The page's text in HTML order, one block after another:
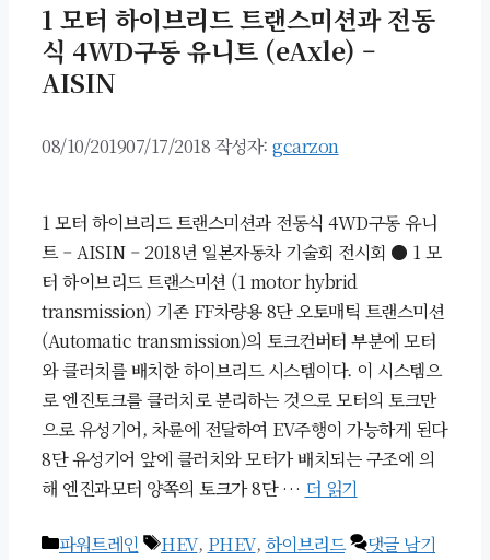
1 모터 하이브리드 트랜스미션과 전동
식 4WD구동 유니트 (eAxle) –
AISIN
08/10/201907/17/2018 작성자: gcarzon
1 모터 하이브리드 트랜스미션과 전동식 4WD구동 유니
트 – AISIN – 2018년 일본자동차 기술회 전시회 ● 1 모
터 하이브리드 트랜스미션 (1 motor hybrid
transmission) 기존 FF차량용 8단 오토매틱 트랜스미션
(Automatic transmission)의 토크컨버터 부분에 모터
와 클러치를 배치한 하이브리드 시스템이다. 이 시스템으
로 엔진토크를 클러치로 분리하는 것으로 모터의 토크만
으로 유성기어, 차륜에 전달하여 EV주행이 가능하게 된다
8단 유성기어 앞에 클러치와 모터가 배치되는 구조에 의
해 엔진과모터 양쪽의 토크가 8단 … 더 읽기
카
파워트레인
태
HEV, PHEV, 하이브리드
댓글 남기